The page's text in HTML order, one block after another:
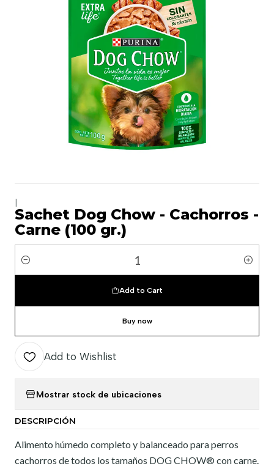
Sachet Dog Chow - Cachorros -
Carne (100 gr.)
Quantity
Add to Cart
Buy now
Add to Wishlist
Mostrar stock de ubicaciones
DESCRIPCIÓN
Alimento húmedo completo y balanceado para perros
cachorros de todos los tamaños DOG CHOW® con carne.